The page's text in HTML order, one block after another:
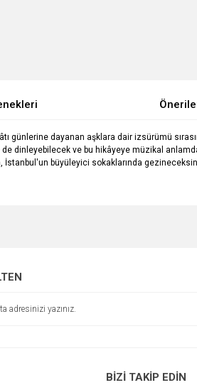
günlerine dayanan aşklara dair izsürümü
dinleyebilecek ve bu hikâyeye müzikal
İstanbul'un büyüleyici sokaklarında
BİZİ TAKİP EDİN